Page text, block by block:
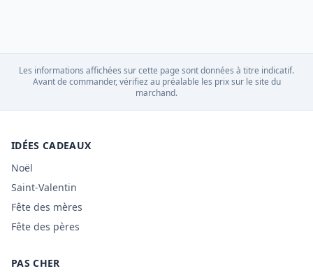
Les informations affichées sur cette page sont données à titre indicatif.
Avant de commander, vérifiez au préalable les prix sur le site du
marchand.
IDÉES CADEAUX
Noël
Saint-Valentin
Fête des mères
Fête des pères
PAS CHER